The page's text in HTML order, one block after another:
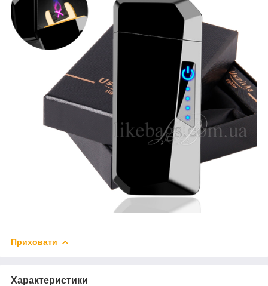
Приховати
Характеристики